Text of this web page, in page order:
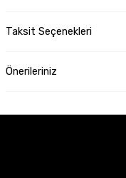
Taksit Seçenekleri
Önerileriniz